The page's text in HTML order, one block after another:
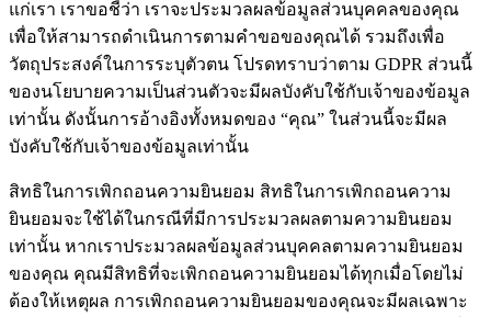
แก่เรา เราขอชี้ว่า เราจะประมวลผลข้อมูลส่วนบุคคลของคุณ
เพื่อให้สามารถดำเนินการตามคำขอของคุณได้ รวมถึงเพื่อ
วัตถุประสงค์ในการระบุตัวตน โปรดทราบว่าตาม GDPR ส่วนนี้
ของนโยบายความเป็นส่วนตัวจะมีผลบังคับใช้กับเจ้าของข้อมูล
เท่านั้น ดังนั้นการอ้างอิงทั้งหมดของ “คุณ” ในส่วนนี้จะมีผล
บังคับใช้กับเจ้าของข้อมูลเท่านั้น
สิทธิในการเพิกถอนความยินยอม สิทธิในการเพิกถอนความ
ยินยอมจะใช้ได้ในกรณีที่มีการประมวลผลตามความยินยอม
เท่านั้น หากเราประมวลผลข้อมูลส่วนบุคคลตามความยินยอม
ของคุณ คุณมีสิทธิที่จะเพิกถอนความยินยอมได้ทุกเมื่อโดยไม่
ต้องให้เหตุผล การเพิกถอนความยินยอมของคุณจะมีผลเฉพาะ